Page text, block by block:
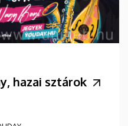
hazai sztárok